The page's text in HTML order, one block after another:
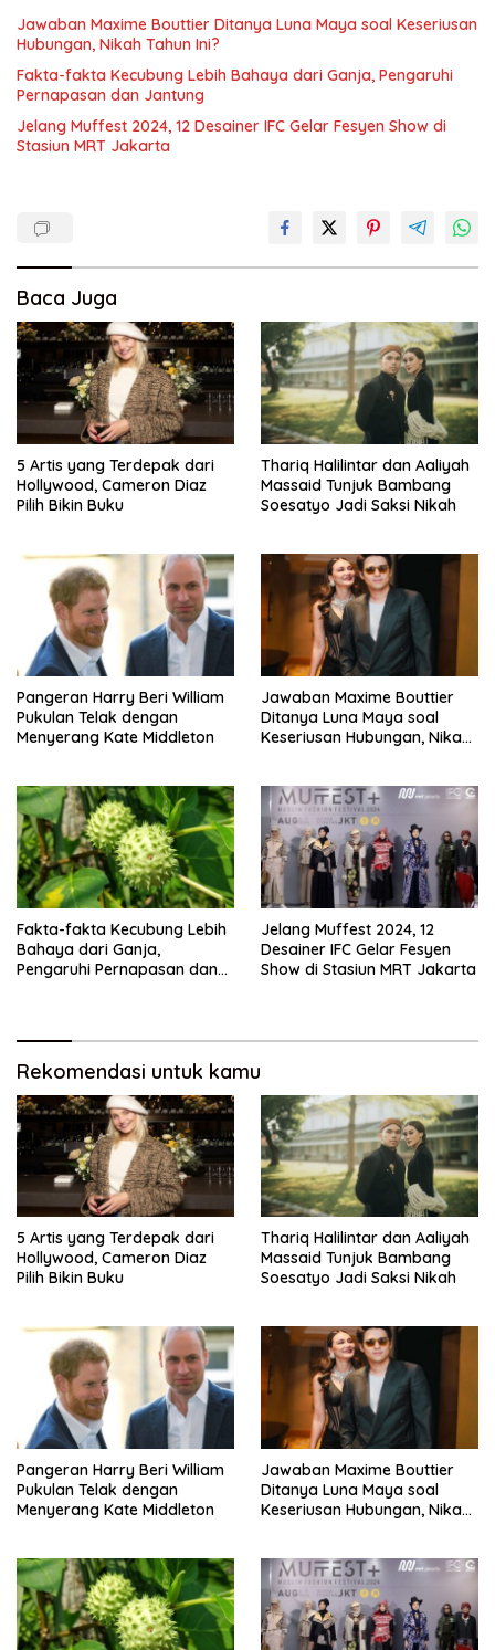
Jawaban Maxime Bouttier Ditanya Luna Maya soal Keseriusan
Hubungan, Nikah Tahun Ini?
Fakta-fakta Kecubung Lebih Bahaya dari Ganja, Pengaruhi
Pernapasan dan Jantung
Jelang Muffest 2024, 12 Desainer IFC Gelar Fesyen Show di
Stasiun MRT Jakarta
Baca Juga
5 Artis yang Terdepak dari
Hollywood, Cameron Diaz
Pilih Bikin Buku
Thariq Halilintar dan Aaliyah
Massaid Tunjuk Bambang
Soesatyo Jadi Saksi Nikah
Pangeran Harry Beri William
Pukulan Telak dengan
Menyerang Kate Middleton
Jawaban Maxime Bouttier
Ditanya Luna Maya soal
Keseriusan Hubungan, Nikah
Fakta-fakta Kecubung Lebih
Bahaya dari Ganja,
Pengaruhi Pernapasan dan
Jelang Muffest 2024, 12
Desainer IFC Gelar Fesyen
Show di Stasiun MRT Jakarta
Rekomendasi untuk kamu
5 Artis yang Terdepak dari
Hollywood, Cameron Diaz
Pilih Bikin Buku
Thariq Halilintar dan Aaliyah
Massaid Tunjuk Bambang
Soesatyo Jadi Saksi Nikah
Pangeran Harry Beri William
Pukulan Telak dengan
Menyerang Kate Middleton
Jawaban Maxime Bouttier
Ditanya Luna Maya soal
Keseriusan Hubungan, Nikah